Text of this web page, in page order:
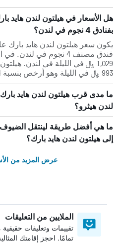
هل الأسعار في هيلتون لندن هايد
بفنادق 4 نجوم في لندن؟
يكون سعر هيلتون لندن هايد
فندق مصنف 4 نجوم في
1,029 ﷼ في الليلة في لندن.
993 ﷼ في الليلة وهو أرخص بنسبة 4% وسطياً في لندن.
ما مدى قرب هيلتون لندن هايد
لندن هيثرو؟
ما هي أفضل طريقة لينتقل
إلى هيلتون لندن هايد بارك؟
عرض المزيد من
الملايين من التعليقات
تقييمات وتعليقات حقيقية
تمامًا. احجز إقامتك